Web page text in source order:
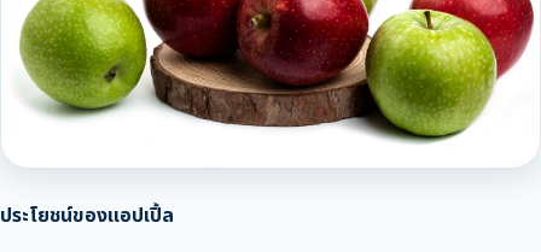
ประโยชน์ของแอปเปิ้ล